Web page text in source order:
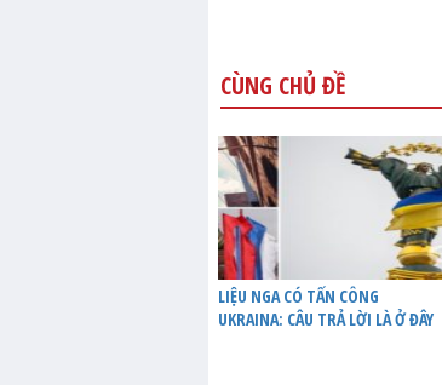
CÙNG CHỦ ĐỀ
LIỆU NGA CÓ TẤN CÔNG
UKRAINA: CÂU TRẢ LỜI LÀ Ở ĐÂY